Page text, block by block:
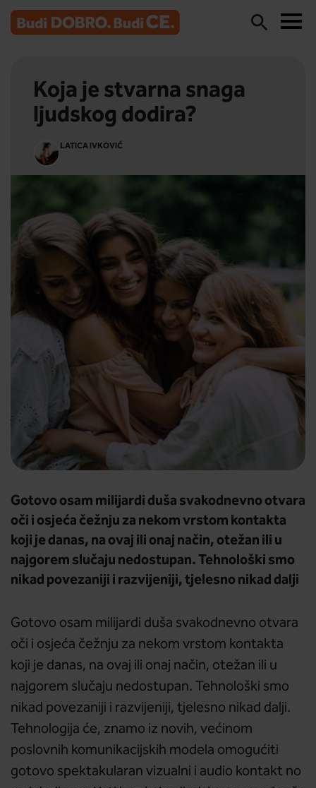
Koja je stvarna snaga
ljudskog dodira?
LATICA IVKOVIĆ
Gotovo osam milijardi duša svakodnevno otvara
oči i osjeća čežnju za nekom vrstom kontakta
koji je danas, na ovaj ili onaj način, otežan ili u
najgorem slučaju nedostupan. Tehnološki smo
nikad povezaniji i razvijeniji, tjelesno nikad dalji
Gotovo osam milijardi duša svakodnevno otvara
oči i osjeća čežnju za nekom vrstom kontakta
koji je danas, na ovaj ili onaj način, otežan ili u
najgorem slučaju nedostupan. Tehnološki smo
nikad povezaniji i razvijeniji, tjelesno nikad dalji.
Tehnologija će, znamo iz novih, većinom
poslovnih komunikacijskih modela omogućiti
gotovo spektakularan vizualni i audio kontakt no